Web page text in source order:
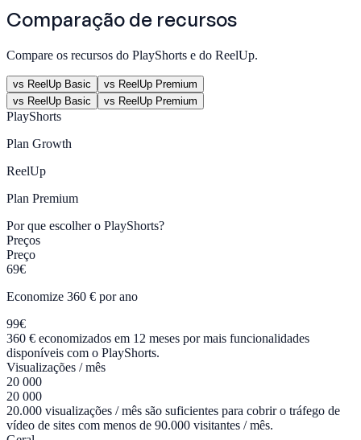
Comparação de recursos
Compare os recursos do PlayShorts e do ReelUp.
vs ReelUp Basic
vs ReelUp Premium
vs ReelUp Basic
vs ReelUp Premium
PlayShorts
Plan Growth
ReelUp
Plan Premium
Por que escolher o PlayShorts?
Preços
Preço
69€
Economize 360 € por ano
99€
360 € economizados em 12 meses por mais funcionalidades
disponíveis com o PlayShorts.
Visualizações / mês
20 000
20 000
20.000 visualizações / mês são suficientes para cobrir o tráfego de
vídeo de sites com menos de 90.000 visitantes / mês.